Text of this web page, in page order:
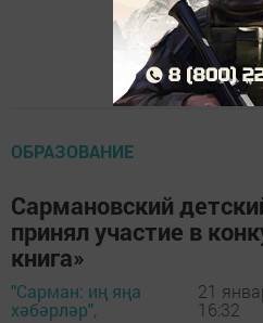
ОБРАЗОВАНИЕ
Сармановский
принял участие в
книга»
"Сарман: иң яңа
хәбәрләр",
21
16:32